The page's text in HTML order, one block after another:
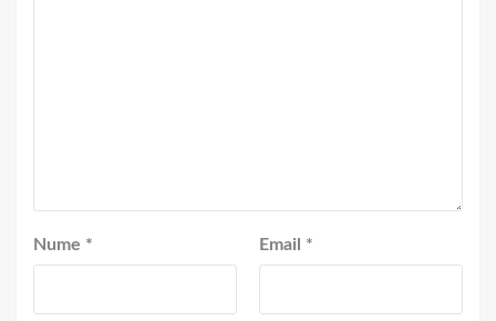
Nume * Email *